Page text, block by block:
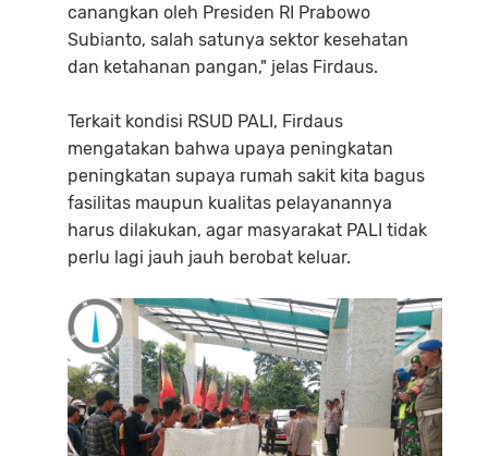
canangkan oleh Presiden RI Prabowo
Subianto, salah satunya sektor kesehatan
dan ketahanan pangan," jelas Firdaus.
Terkait kondisi RSUD PALI, Firdaus
mengatakan bahwa upaya peningkatan
peningkatan supaya rumah sakit kita bagus
fasilitas maupun kualitas pelayanannya
harus dilakukan, agar masyarakat PALI tidak
perlu lagi jauh jauh berobat keluar.